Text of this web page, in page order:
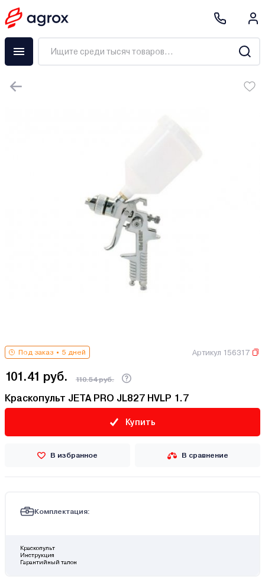
Под заказ 5 дней Артикул 156317
101.41 руб. 110.54 руб.
Краскопульт JETA PRO JL827 HVLP 1.7
Купить
В избранное В сравнение
Комплектация:
Краскопульт
Инструкция
Гарантийный талон